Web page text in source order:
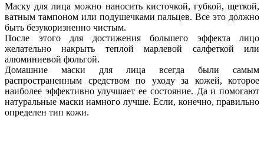
Маску для лица можно наносить кисточкой, губкой, щеткой,
ватным тампоном или подушечками пальцев. Все это должно
быть безукоризненно чистым.
После этого для достижения большего эффекта лицо
желательно накрыть теплой марлевой салфеткой или
алюминиевой фольгой.
Домашние маски для лица всегда были самым
распространенным средством по уходу за кожей, которое
наиболее эффективно улучшает ее состояние. Да и помогают
натуральные маски намного лучше. Если, конечно, правильно
определен тип кожи.